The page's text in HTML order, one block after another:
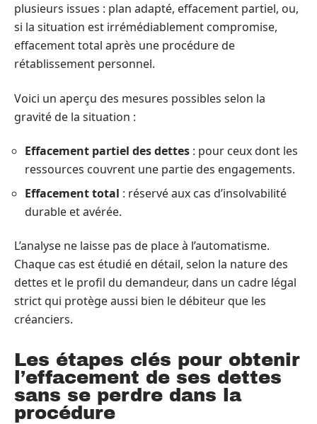
plusieurs issues : plan adapté, effacement partiel, ou,
si la situation est irrémédiablement compromise,
effacement total après une procédure de
rétablissement personnel.
Voici un aperçu des mesures possibles selon la
gravité de la situation :
Effacement partiel des dettes : pour ceux dont les
ressources couvrent une partie des engagements.
Effacement total : réservé aux cas d’insolvabilité
durable et avérée.
L’analyse ne laisse pas de place à l’automatisme.
Chaque cas est étudié en détail, selon la nature des
dettes et le profil du demandeur, dans un cadre légal
strict qui protège aussi bien le débiteur que les
créanciers.
Les étapes clés pour obtenir
l’effacement de ses dettes
sans se perdre dans la
procédure